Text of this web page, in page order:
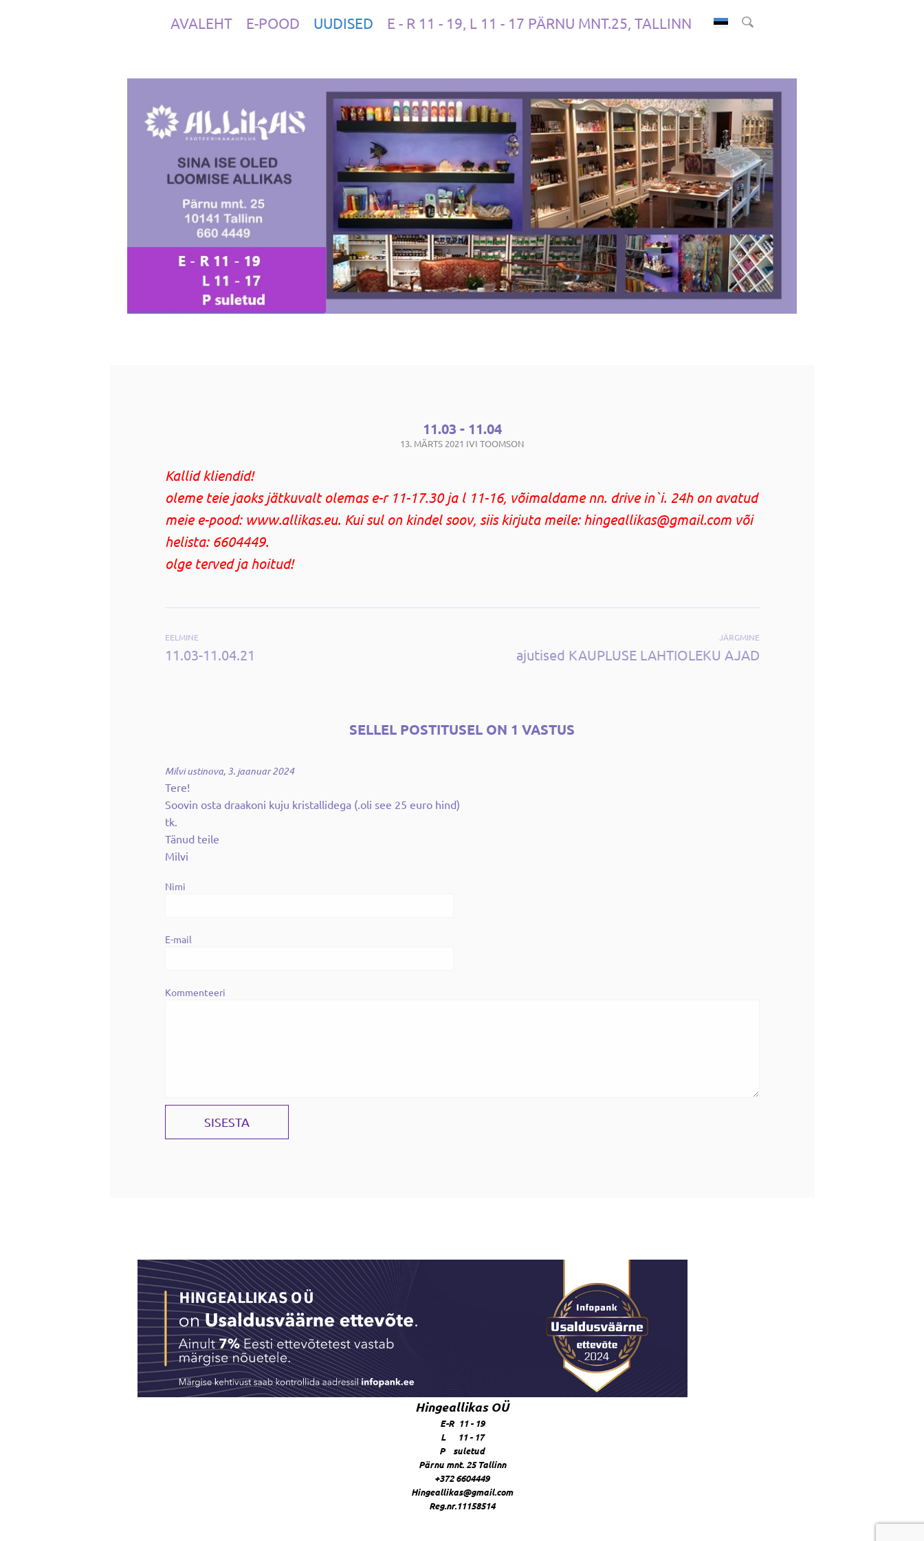
AVALEHT E-POOD UUDISED E - R 11 - 19, L 11 - 17 PÄRNU MNT.25, TALLINN
11.03 - 11.04
13. MÄRTS 2021 IVI TOOMSON
Kallid kliendid!
oleme teie jaoks jätkuvalt olemas e-r 11-17.30 ja l 11-16, võimaldame nn. drive in`i. 24h on avatud
meie e-pood: www.allikas.eu. Kui sul on kindel soov, siis kirjuta meile: hingeallikas@gmail.com või
helista: 6604449.
olge terved ja hoitud!
EELMINE
11.03-11.04.21
JÄRGMINE
ajutised KAUPLUSE LAHTIOLEKU AJAD
SELLEL POSTITUSEL ON 1 VASTUS
Milvi ustinova, 3. jaanuar 2024
Tere!
Soovin osta draakoni kuju kristallidega (.oli see 25 euro hind)
tk.
Tänud teile
Milvi
Nimi
E-mail
Kommenteeri
Hingeallikas OÜ
E-R 11 - 19
L 11 - 17
P suletud
Pärnu mnt. 25 Tallinn
+372 6604449
Hingeallikas@gmail.com
Reg.nr.11158514